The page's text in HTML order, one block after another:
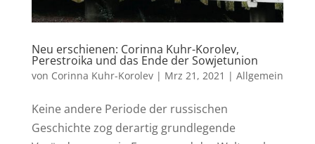
Neu erschienen: Corinna Kuhr-Korolev,
Perestroika und das Ende der Sowjetunion
von Corinna Kuhr-Korolev| Mrz 21, 2021 | Allgemein
Keine andere Periode der russischen
Geschichte zog derartig grundlegende